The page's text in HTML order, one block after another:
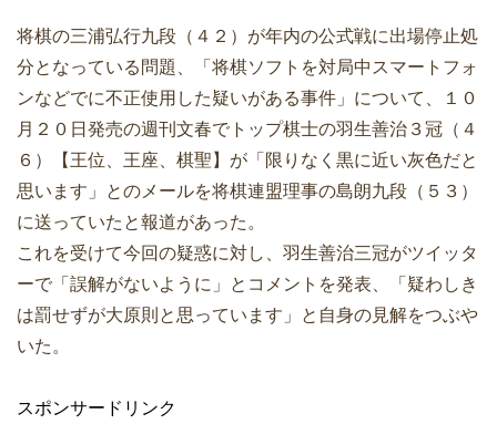
将棋の三浦弘行九段（４２）が年内の公式戦に出場停止処
分となっている問題、「将棋ソフトを対局中スマートフォ
ンなどでに不正使用した疑いがある事件」について、１０
月２０日発売の週刊文春でトップ棋士の羽生善治３冠（４
６）【王位、王座、棋聖】が「限りなく黒に近い灰色だと
思います」とのメールを将棋連盟理事の島朗九段（５３）
に送っていたと報道があった。
これを受けて今回の疑惑に対し、羽生善治三冠がツイッタ
ーで「誤解がないように」とコメントを発表、「疑わしき
は罰せずが大原則と思っています」と自身の見解をつぶや
いた。
スポンサードリンク